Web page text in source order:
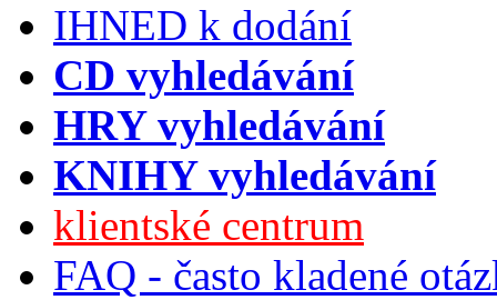
IHNED k dodání
CD vyhledávání
HRY vyhledávání
KNIHY vyhledávání
klientské centrum
FAQ - často kladené